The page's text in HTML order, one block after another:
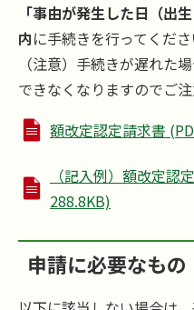
「事由が発生した日（出
内に手続きを行ってくださ
（注意）手続きが遅れた
できなくなりますのでご注
額改定認定請求書
（記入例）額改定認
288.8KB)
申請に必要なもの